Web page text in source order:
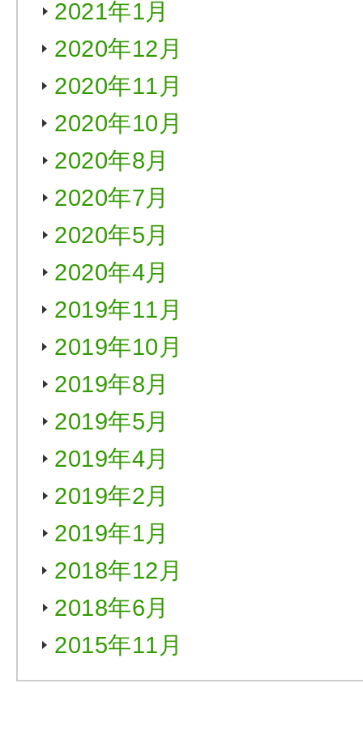
2021年1月
2020年12月
2020年11月
2020年10月
2020年8月
2020年7月
2020年5月
2020年4月
2019年11月
2019年10月
2019年8月
2019年5月
2019年4月
2019年2月
2019年1月
2018年12月
2018年6月
2015年11月